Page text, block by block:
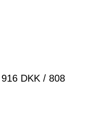
DKK / 808